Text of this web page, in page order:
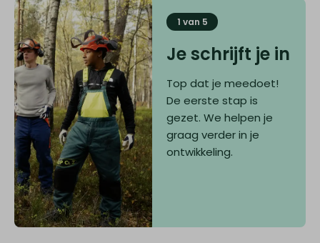
1 van 5
Je schrijft je in
Top dat je meedoet!
De eerste stap is
gezet. We helpen je
graag verder in je
ontwikkeling.